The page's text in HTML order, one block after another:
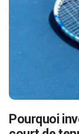
Pourquoi